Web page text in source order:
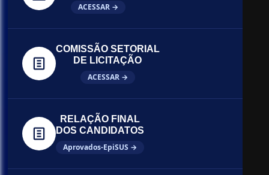
ACESSAR →
COMISSÃO SETORIAL
DE LICITAÇÃO
ACESSAR →
RELAÇÃO FINAL
DOS CANDIDATOS
Aprovados-EpiSUS →